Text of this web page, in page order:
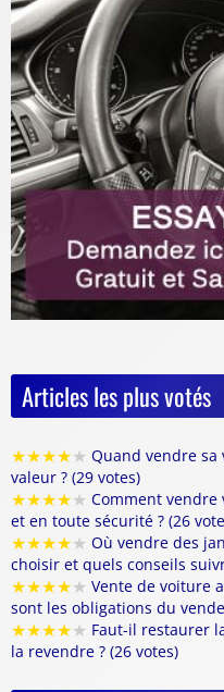
Articles les plus votés
★★★★★ Quand vendre
valeur ? (29 votes)
★★★★★ Comment
et en toute sécurité ? (26
★★★★★ Où vendre des
choisir et quels conseils
★★★★★ Vente de voiture
sont les obligations du
★★★★★ Faut-il restaurer
la revendre ? (26 votes)